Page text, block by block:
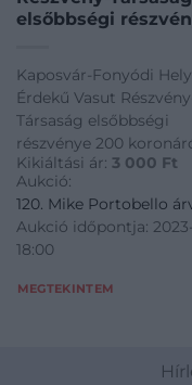
elsőbbségi
Helyi Érdekű Vasut
Részvény-Társaság
elsőbbségi
200 koronáról.
Kaposvár-Fonyódi
Érdekű Vasut
Társaság elsőbbségi
részvénye 200
1896. Kaposvár-Fonyódi
Helyi Érdekű Vasut
Részvény-Társaság
elsőbbségi részvénye
koronáról. 1896.
Kikiáltási ár: 3 000 Ft
Aukció:
120. Mike Portobello
Aukció időpontja:
18:00
MEGTEKINTEM